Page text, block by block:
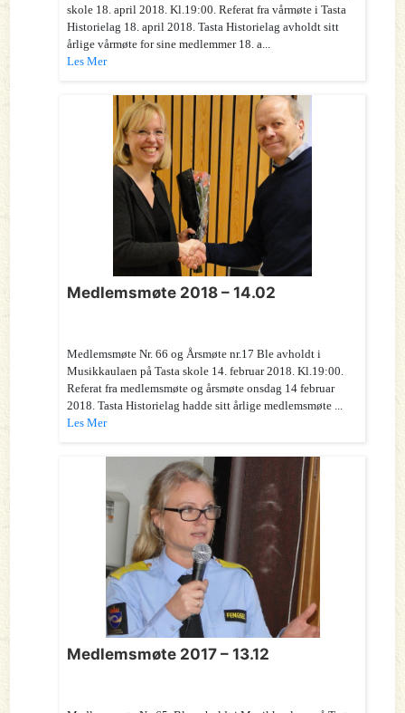
skole 18. april 2018. Kl.19:00. Referat fra vårmøte i Tasta
Historielag 18. april 2018. Tasta Historielag avholdt sitt
årlige vårmøte for sine medlemmer 18. a...
Les Mer
Medlemsmøte 2018 – 14.02
Medlemsmøte Nr. 66 og Årsmøte nr.17 Ble avholdt i
Musikkaulaen på Tasta skole 14. februar 2018. Kl.19:00.
Referat fra medlemsmøte og årsmøte onsdag 14 februar
2018. Tasta Historielag hadde sitt årlige medlemsmøte ...
Les Mer
Medlemsmøte 2017 – 13.12